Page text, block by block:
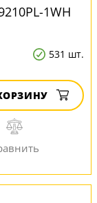
1WH
531 шт.